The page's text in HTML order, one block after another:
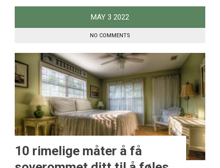
MAY 3 2022
NO COMMENTS
10 rimelige måter å få